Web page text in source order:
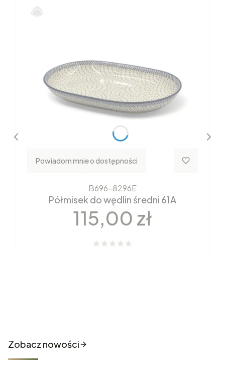
Powiadom mnie o dostępności
B696-8296E
Półmisek do wędlin średni 61A
Cena
115,00 zł
Zobacz nowości